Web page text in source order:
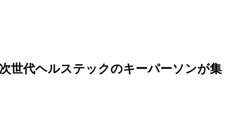
世代ヘルステックのキーパーソンが集